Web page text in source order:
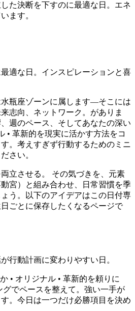
た決断を下すのに最適な日。エネ
ます。
適な日。インスピレーションと喜
瓶座ゾーンに属します—そこには
志向、ネットワーク。がありま
週のペース、そしてあなたの深い
• 革新的を現実に活かす方法をコ
。考えすぎず行動するためのミニ
さい。
立させる。 その気づきを、元素
動宮）と組み合わせ、日常習慣を季
う。以下のアイデアはこの日付専
ごとに保存したくなるページで
行動計画に変わりやすい日。
• オリジナル • 革新的を頼りに
グでペースを整えて。強い一手が
。今日は一つだけ必勝項目を決め